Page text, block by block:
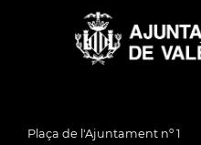
Plaça de l'Ajuntament nº 1